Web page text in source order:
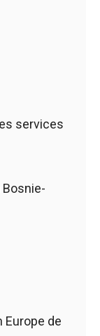
services
Europe de